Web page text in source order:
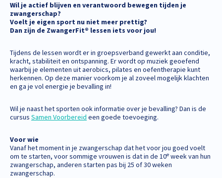
Wil je actief blijven en verantwoord bewegen tijden je
zwangerschap?
Voelt je eigen sport nu niet meer prettig?
Dan zijn de ZwangerFit® lessen iets voor jou!
Tijdens de lessen wordt er in groepsverband gewerkt aan conditie,
kracht, stabiliteit en ontspanning. Er wordt op muziek geoefend
waarbij je elementen uit aerobics, pilates en oefentherapie kunt
herkennen. Op deze manier voorkom je al zoveel mogelijk klachten
en ga je vol energie je bevalling in!
Wil je naast het sporten ook informatie over je bevalling? Dan is de
cursus Samen Voorbereid een goede toevoeging.
Voor wie
Vanaf het moment in je zwangerschap dat het voor jou goed voelt
om te starten, voor sommige vrouwen is dat in de 10e week van hun
zwangerschap, anderen starten pas bij 25 of 30 weken
zwangerschap.